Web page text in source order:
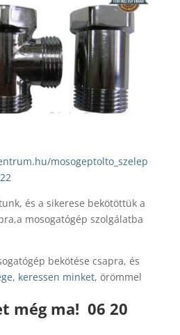
mosogeptolto_szelep
és a sikerese bekötöttük a
mosogatógép szolgálatba
bekötése csapra, és
keressen minket, örömmel
még ma! 06 20